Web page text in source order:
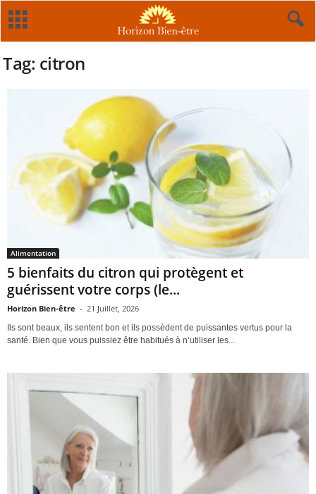
Tag: citron
Alimentation
5 bienfaits du citron qui protègent et
guérissent votre corps (le...
Horizon Bien-être - 21 Juillet, 2026
Ils sont beaux, ils sentent bon et ils possèdent de puissantes vertus pour la
santé. Bien que vous puissiez être habitués à n’utiliser les...